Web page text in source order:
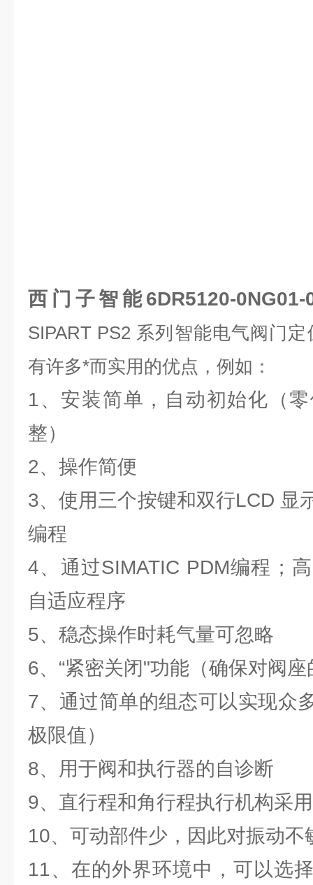
西门子智能6DR5120-
SIPART PS2 系列智能电气阀门
有许多*而实用的优点，例如：
1、安装简单，自动初始化（
整）
2、操作简便
3、使用三个按键和双行LCD 显
编程
4、通过SIMATIC PDM编程；
自适应程序
5、稳态操作时耗气量可忽略
6、“紧密关闭"功能（确保对阀
7、通过简单的组态可以实现众
极限值）
8、用于阀和执行器的自诊断
9、直行程和角行程执行机构采
10、可动部件少，因此对振动不
11、在的外界环境中，可以选